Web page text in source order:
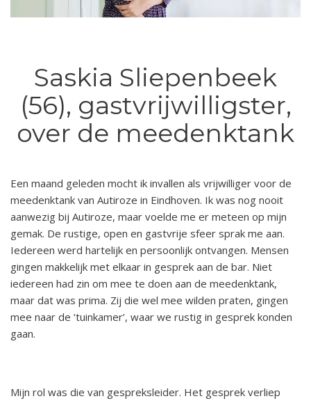
Saskia Sliepenbeek
(56), gastvrijwilligster,
over de meedenktank
Een maand geleden mocht ik invallen als vrijwilliger voor de
meedenktank van Autiroze in Eindhoven. Ik was nog nooit
aanwezig bij Autiroze, maar voelde me er meteen op mijn
gemak. De rustige, open en gastvrije sfeer sprak me aan.
Iedereen werd hartelijk en persoonlijk ontvangen. Mensen
gingen makkelijk met elkaar in gesprek aan de bar. Niet
iedereen had zin om mee te doen aan de meedenktank,
maar dat was prima. Zij die wel mee wilden praten, gingen
mee naar de ‘tuinkamer’, waar we rustig in gesprek konden
gaan.
Mijn rol was die van gespreksleider. Het gesprek verliep